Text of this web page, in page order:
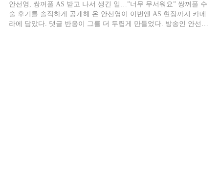
안선영, 쌍꺼풀 AS 받고 나서 생긴 일…”너무 무서워요” 쌍꺼풀 수
술 후기를 솔직하게 공개해 온 안선영이 이번엔 AS 현장까지 카메
라에 담았다. 댓글 반응이 그를 더 두렵게 만들었다. 방송인 안선영